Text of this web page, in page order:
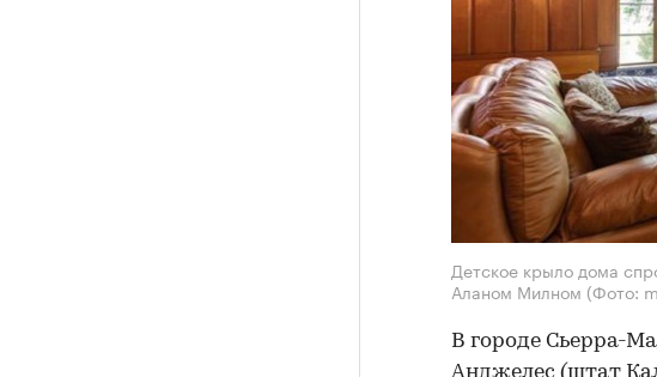
Детское крыло дома
Аланом Милном (Фото:
В городе Сьерра-